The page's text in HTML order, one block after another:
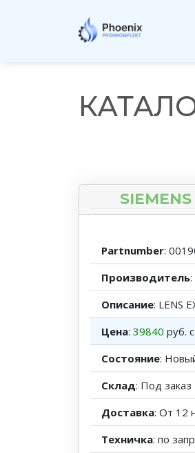
Partnumber:
Производитель:
Описание: LENS
Цена: 39840 руб.
Состояние:
Склад: Под заказ
Доставка: От 12
Техничка: по